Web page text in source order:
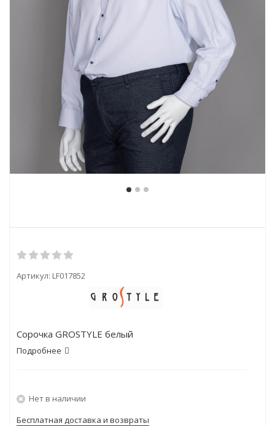
Артикул: LF017852
Сорочка GROSTYLE белый
Подробнее
Нет в наличии
Бесплатная доставка и возвраты